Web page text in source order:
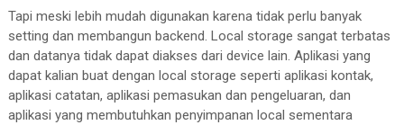
Tapi meski lebih mudah digunakan karena tidak perlu banyak
setting dan membangun backend. Local storage sangat terbatas
dan datanya tidak dapat diakses dari device lain. Aplikasi yang
dapat kalian buat dengan local storage seperti aplikasi kontak,
aplikasi catatan, aplikasi pemasukan dan pengeluaran, dan
aplikasi yang membutuhkan penyimpanan local sementara